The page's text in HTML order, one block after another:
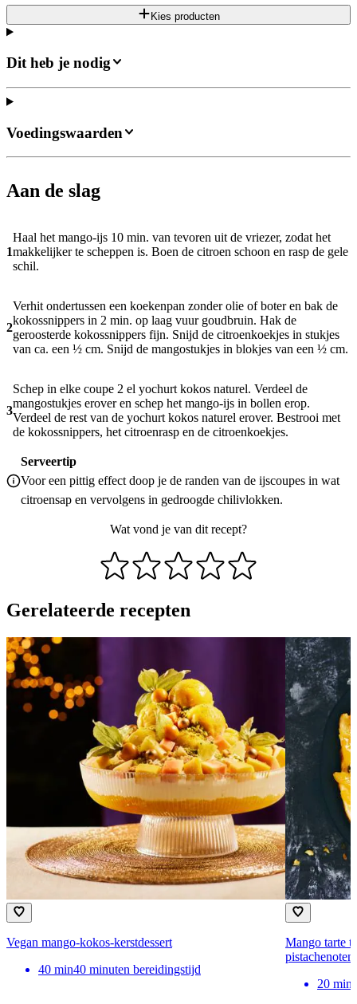
Kies producten
Dit heb je nodig
Aan de slag
1
Haal het mango-ijs 10 min. van tevoren uit de vriezer, zodat het
makkelijker te scheppen is. Boen de citroen schoon en rasp de gele
schil.
2
Verhit ondertussen een koekenpan zonder olie of boter en bak de
kokossnippers in 2 min. op laag vuur goudbruin. Hak de
geroosterde kokossnippers fijn. Snijd de citroenkoekjes in stukjes
van ca. een ½ cm. Snijd de mangostukjes in blokjes van een ½ cm.
3
Schep in elke coupe 2 el yochurt kokos naturel. Verdeel de
mangostukjes erover en schep het mango-ijs in bollen erop.
Verdeel de rest van de yochurt kokos naturel erover. Bestrooi met
de kokossnippers, het citroenrasp en de citroenkoekjes.
Serveertip
Voor een pittig effect doop je de randen van de ijscoupes in wat
citroensap en vervolgens in gedroogde chilivlokken.
Wat vond je van dit recept?
Voedingswaarden
Gerelateerde recepten
Vegan mango-kokos-kerstdessert
40 min40 minuten bereidingstijd
Mango tarte
pistachenoten
20 min